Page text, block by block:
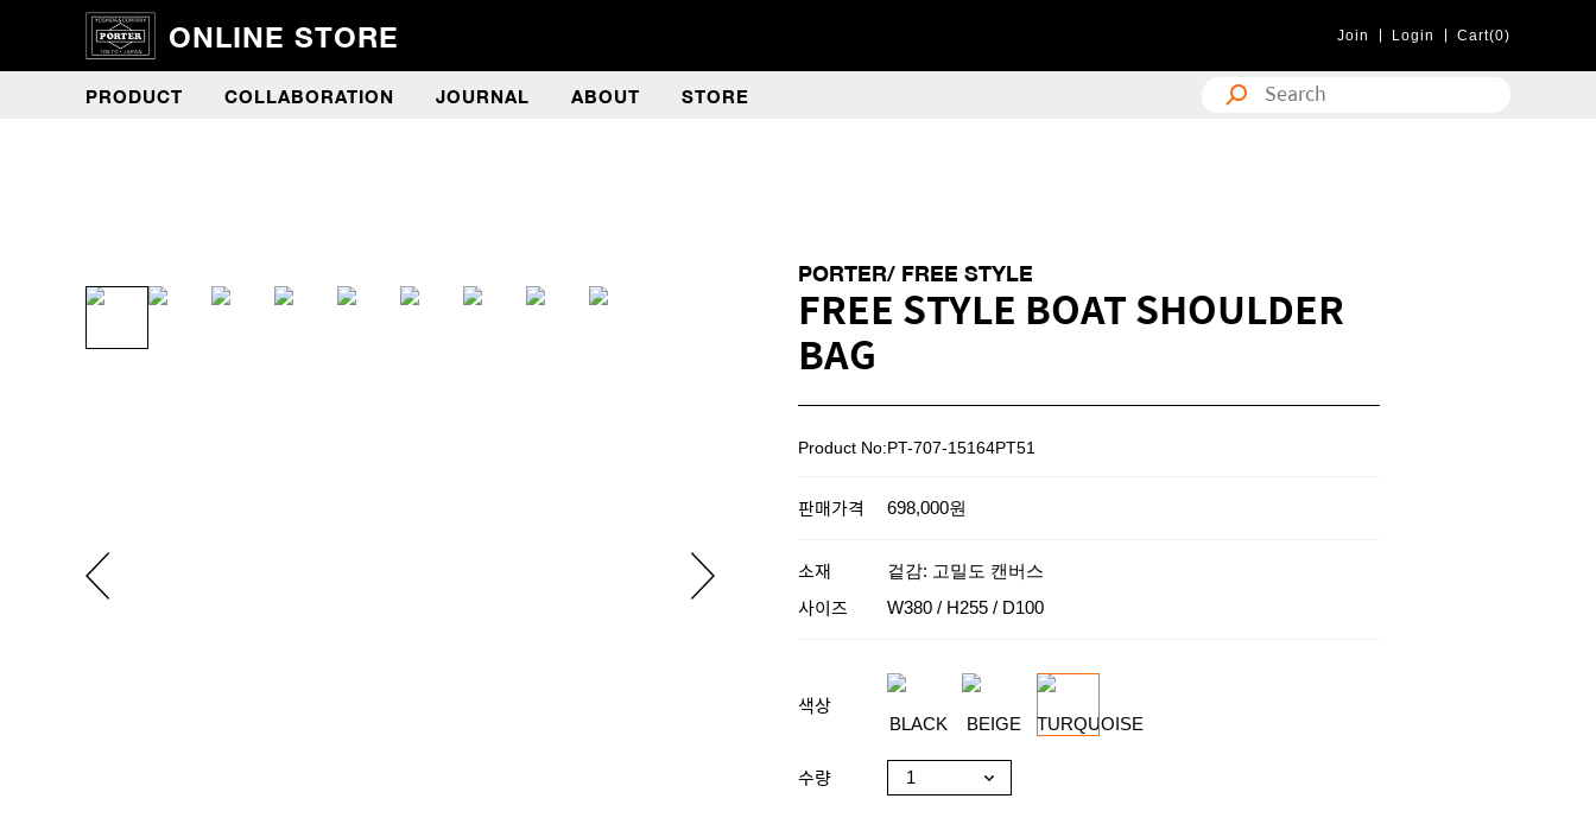
ONLINE STORE Join Login Cart(0)
PRODUCT COLLABORATION JOURNAL ABOUT STORE
PORTER/ FREE STYLE
FREE STYLE BOAT SHOULDER
BAG
Product No:PT-707-15164PT51
판매가격 698,000원
소재 겉감: 고밀도 캔버스
사이즈 W380 / H255 / D100
색상
수량